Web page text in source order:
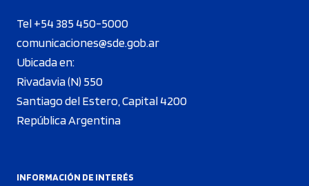
Tel +54 385 450-5000
comunicaciones@sde.gob.ar
Ubicada en:
Rivadavia (N) 550
Santiago del Estero, Capital 4200
República Argentina
INFORMACIÓN DE INTERÉS